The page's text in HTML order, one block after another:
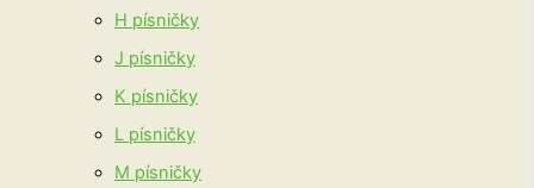
H písničky
J písničky
K písničky
L písničky
M písničky